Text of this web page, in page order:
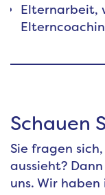
Elternarbeit,
Schauen
Sie fragen
aussieht?
uns. Wir